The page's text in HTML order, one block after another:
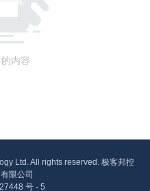
内容
Ltd. All rights reserved. 极客邦控
限公司
号 - 5